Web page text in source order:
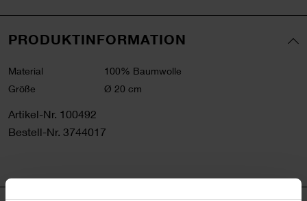
PRODUKTINFORMATION
Material
100% Baumwolle
Größe
Ø 20 cm
Artikel-Nr. 100492
Bestell-Nr. 3744017